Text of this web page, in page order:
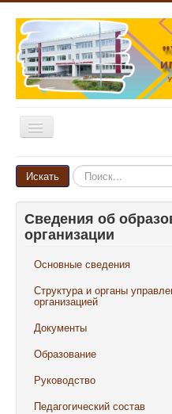
Включить/
выключить
Главная
Объявления
Родителям и ученикам
Педагогам и сотрудникам
Выпускникам
Наши достижения
Искать Искать...
Сведения об
организации
Основные сведения
Структура и органы
организацией
Документы
Образование
Руководство
Педагогический состав